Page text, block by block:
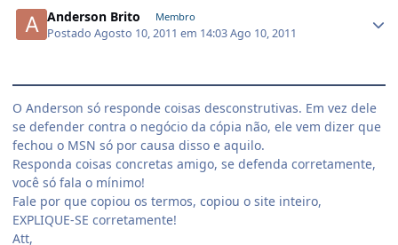
Anderson Brito Membro
PostadoAgosto 10, 2011 em 14:03Ago 10, 2011
O Anderson só responde coisas desconstrutivas. Em vez dele
se defender contra o negócio da cópia não, ele vem dizer que
fechou o MSN só por causa disso e aquilo.
Responda coisas concretas amigo, se defenda corretamente,
você só fala o mínimo!
Fale por que copiou os termos, copiou o site inteiro,
EXPLIQUE-SE corretamente!
Att,